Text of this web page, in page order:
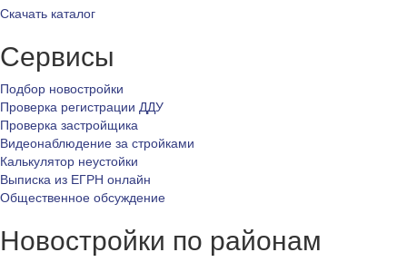
Скачать каталог
Сервисы
Подбор новостройки
Проверка регистрации ДДУ
Проверка застройщика
Видеонаблюдение за стройками
Калькулятор неустойки
Выписка из ЕГРН онлайн
Общественное обсуждение
Новостройки по районам